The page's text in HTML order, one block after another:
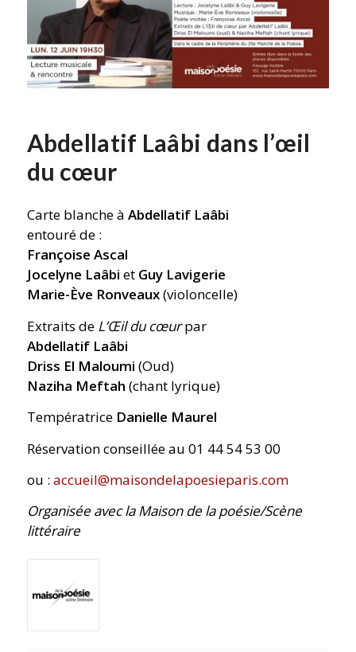
Abdellatif Laâbi dans l’œil
du cœur
Carte blanche à Abdellatif Laâbi
entouré de :
Françoise Ascal
Jocelyne Laâbi et Guy Lavigerie
Marie-Ève Ronveaux(violoncelle)
Extraits de L’Œil du cœurpar
Abdellatif Laâbi
Driss El Maloumi (Oud)
Naziha Meftah (chant lyrique)
TempératriceDanielle Maurel
Réservation conseillée au 01 44 54 53 00
ou : accueil@maisondelapoesieparis.com
Organisée avec la Maison de la poésie/Scène
littéraire